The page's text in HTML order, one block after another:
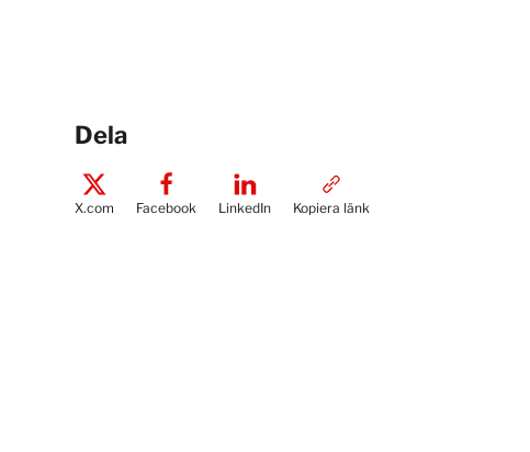
Dela
X.com Facebook LinkedIn Kopiera länk